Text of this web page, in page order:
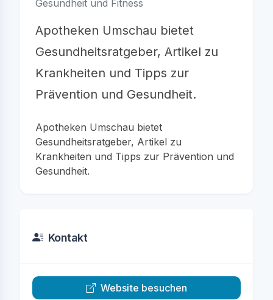
Gesundheit und Fitness
Apotheken Umschau bietet
Gesundheitsratgeber, Artikel zu
Krankheiten und Tipps zur
Prävention und Gesundheit.
Apotheken Umschau bietet
Gesundheitsratgeber, Artikel zu
Krankheiten und Tipps zur Prävention und
Gesundheit.
Kontakt
Website besuchen